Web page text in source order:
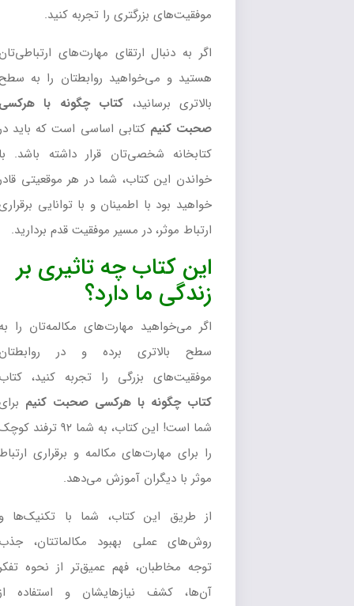
موفقیت‌های بزرگتری را تجربه کنید.
اگر به دنبال ارتقای مهارت‌های ارتباطی‌تان
هستید و می‌خواهید روابطتان را به سطح
بالاتری برسانید،کتاب چگونه با هرکسی
صحبت کنیمکتابی اساسی است که باید در
کتابخانه شخصی‌تان قرار داشته باشد. با
خواندن این کتاب، شما در هر موقعیتی قادر
خواهید بود با اطمینان و با توانایی برقراری
ارتباط موثر، در مسیر موفقیت قدم بردارید.
این کتاب چه تاثیری بر
زندگی ما دارد؟
اگر می‌خواهید مهارت‌های مکالمه‌تان را به
سطح بالاتری برده و در روابطتان
موفقیت‌های بزرگی را تجربه کنید، کتاب
کتاب چگونه با هرکسی صحبت کنیمبرای
شما است! این کتاب، به شما ۹۲ ترفند کوچک
را برای مهارت‌های مکالمه و برقراری ارتباط
موثر با دیگران آموزش می‌دهد.
از طریق این کتاب، شما با تکنیک‌ها و
روش‌های عملی بهبود مکالماتتان، جذب
توجه مخاطبان، فهم عمیق‌تر از نحوه تفکر
آن‌ها، کشف نیازهایشان و استفاده از